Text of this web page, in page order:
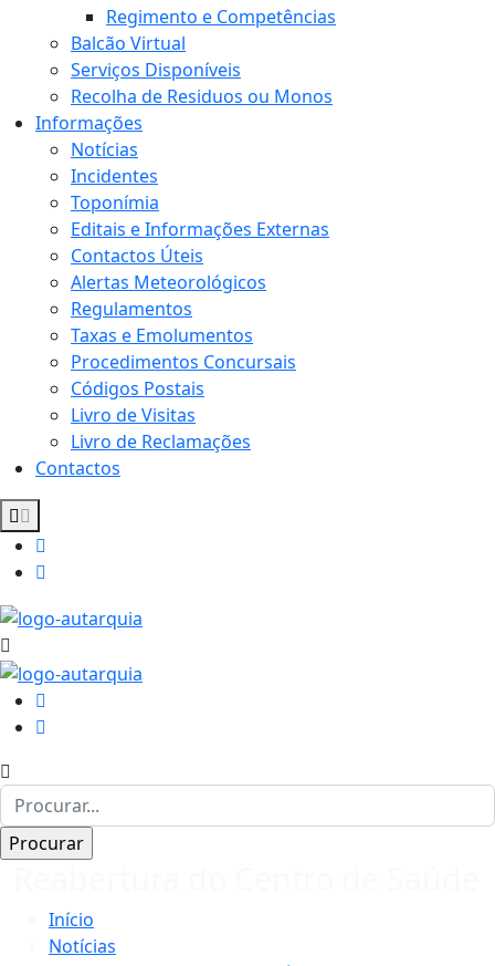
Regimento e Competências
Balcão Virtual
Serviços Disponíveis
Recolha de Residuos ou Monos
Informações
Notícias
Incidentes
Toponímia
Editais e Informações Externas
Contactos Úteis
Alertas Meteorológicos
Regulamentos
Taxas e Emolumentos
Procedimentos Concursais
Códigos Postais
Livro de Visitas
Livro de Reclamações
Contactos
Início
Notícias